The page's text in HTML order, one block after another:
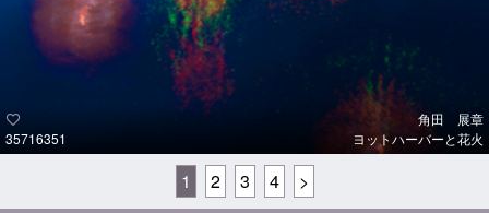
35716351
角田 展章
ヨットハーバーと花火
1 2 3 4 >